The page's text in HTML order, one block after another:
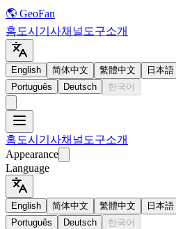
🌎 GeoFan
홈도시 기사채널 도구소개
English 简体中文 繁體中文 日本語
Português
Deutsch 한국어
홈도시 기사채널 도구소개
Appearance
Language
English 简体中文 繁體中文 日本語
Português
Deutsch 한국어